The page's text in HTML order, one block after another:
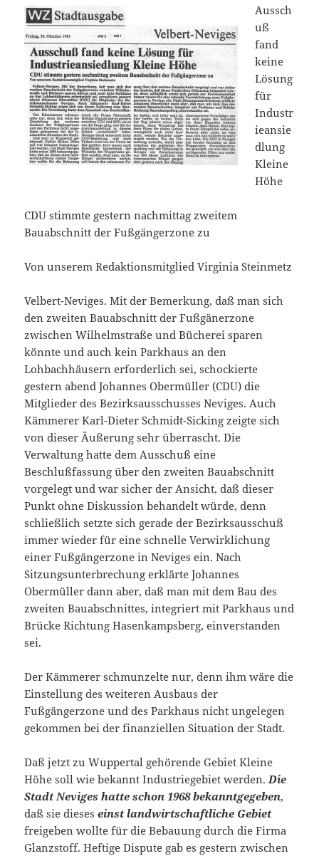
Aussch
uß
fand
keine
Lösung
für
Industr
ieansie
dlung
Kleine
Höhe
CDU stimmte gestern nachmittag zweitem
Bauabschnitt der Fußgängerzone zu
Von unserem Redaktionsmitglied Virginia Steinmetz
Velbert-Neviges. Mit der Bemerkung, daß man sich
den zweiten Bauabschnitt der Fußgänerzone
zwischen Wilhelmstraße und Bücherei sparen
könnte und auch kein Parkhaus an den
Lohbachhäusern erforderlich sei, schockierte
gestern abend Johannes Obermüller (CDU) die
Mitglieder des Bezirksausschusses Neviges. Auch
Kämmerer Karl-Dieter Schmidt-Sicking zeigte sich
von dieser Äußerung sehr überrascht. Die
Verwaltung hatte dem Ausschuß eine
Beschlußfassung über den zweiten Bauabschnitt
vorgelegt und war sicher der Ansicht, daß dieser
Punkt ohne Diskussion behandelt würde, denn
schließlich setzte sich gerade der Bezirksausschuß
immer wieder für eine schnelle Verwirklichung
einer Fußgängerzone in Neviges ein. Nach
Sitzungsunterbrechung erklärte Johannes
Obermüller dann aber, daß man mit dem Bau des
zweiten Bauabschnittes, integriert mit Parkhaus und
Brücke Richtung Hasenkampsberg, einverstanden
sei.
Der Kämmerer schmunzelte nur, denn ihm wäre die
Einstellung des weiteren Ausbaus der
Fußgängerzone und des Parkhaus nicht ungelegen
gekommen bei der finanziellen Situation der Stadt.
Daß jetzt zu Wuppertal gehörende Gebiet Kleine
Höhe soll wie bekannt Industriegebiet werden. Die
Stadt Neviges hatte schon 1968 bekanntgegeben,
daß sie dieseseinst landwirtschaftliche Gebiet
freigeben wollte für die Bebauung durch die Firma
Glanzstoff. Heftige Dispute gab es gestern zwischen